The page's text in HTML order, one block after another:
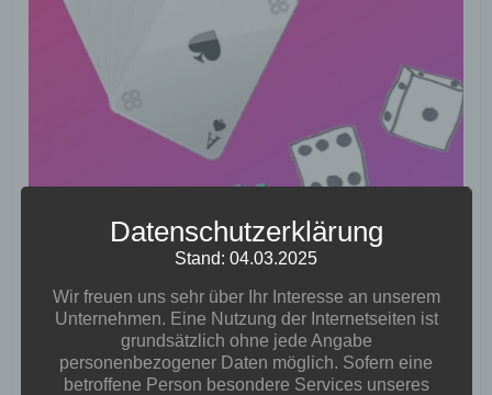
Datenschutzerklärung
Stand: 04.03.2025
Wir freuen uns sehr über Ihr Interesse an unserem
Unternehmen. Eine Nutzung der Internetseiten ist
grundsätzlich ohne jede Angabe
personenbezogener Daten möglich. Sofern eine
betroffene Person besondere Services unseres